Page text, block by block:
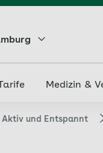
Medizin &
Aktiv und Entspannt